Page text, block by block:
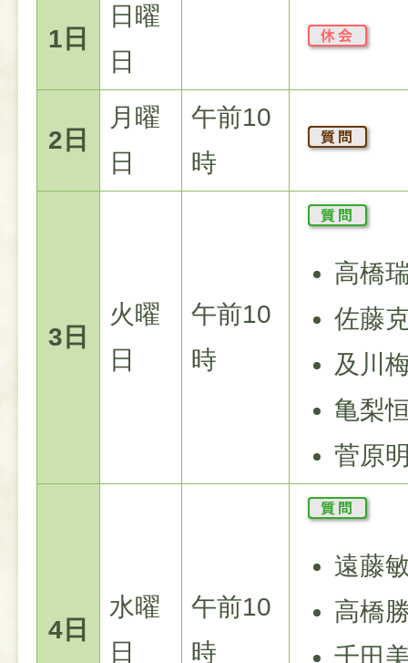
1日
日曜
日
2日
月曜
日
午前10
時
3日
火曜
日
午前10
時
高橋
佐藤
及川
亀梨
菅原
4日
水曜
日
午前10
時
遠藤
高橋
千田